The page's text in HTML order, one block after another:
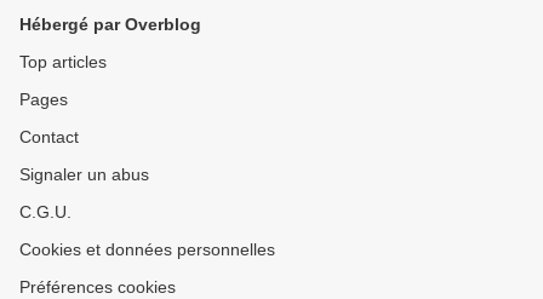
Hébergé par Overblog
Top articles
Pages
Contact
Signaler un abus
C.G.U.
Cookies et données personnelles
Préférences cookies